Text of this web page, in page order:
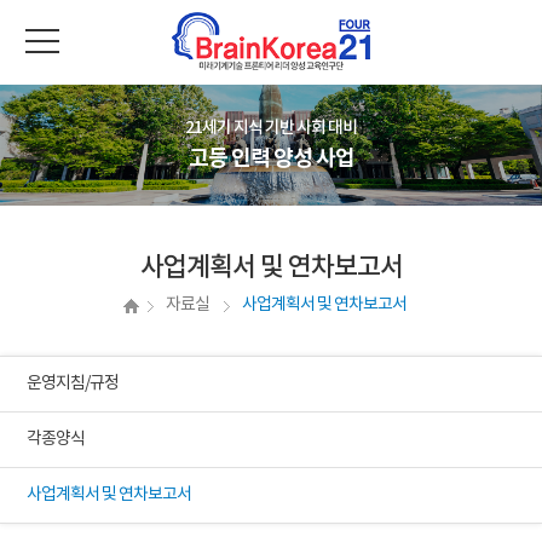
21세기 지식 기반 사회 대비
고등 인력 양성 사업
사업계획서 및 연차보고서
자료실 사업계획서 및 연차보고서
운영지침/규정
각종양식
사업계획서 및 연차보고서